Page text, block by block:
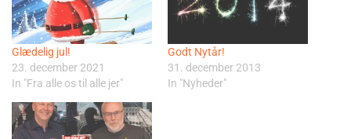
Glædelig jul!
23. december 2021
In "Fra alle os til alle jer"
Godt Nytår!
31. december 2013
In "Nyheder"